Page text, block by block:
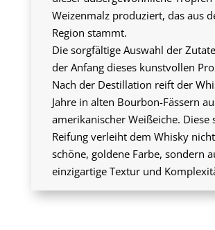
Weizenmalz produziert, das aus
Region stammt.
Die sorgfältige Auswahl der
der Anfang dieses kunstvollen
Nach der Destillation reift der
Jahre in alten Bourbon-Fässern
amerikanischer Weißeiche. Diese
Reifung verleiht dem Whisky
schöne, goldene Farbe, sondern
einzigartige Textur und